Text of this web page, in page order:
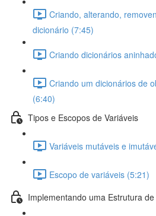
Criando, alterando,
dicionário (7:45)
Criando dicionários
Criando um dicionários de
(6:40)
Tipos e Escopos de Variáveis
Variáveis mutáveis e
Escopo de variáveis (5:21)
Implementando uma Estrutura